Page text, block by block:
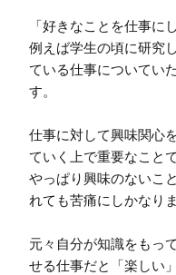
「好きなことを仕事に
例えば学生の頃に研究
ている仕事についてい
す。
仕事に対して興味関心
ていく上で重要なことで
やっぱり興味のないこ
れても苦痛にしかなり
元々自分が知識をもっ
せる仕事だと「楽しい